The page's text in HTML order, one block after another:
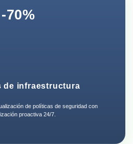
-70%
de infraestructura
de políticas de seguridad con
proactiva 24/7.